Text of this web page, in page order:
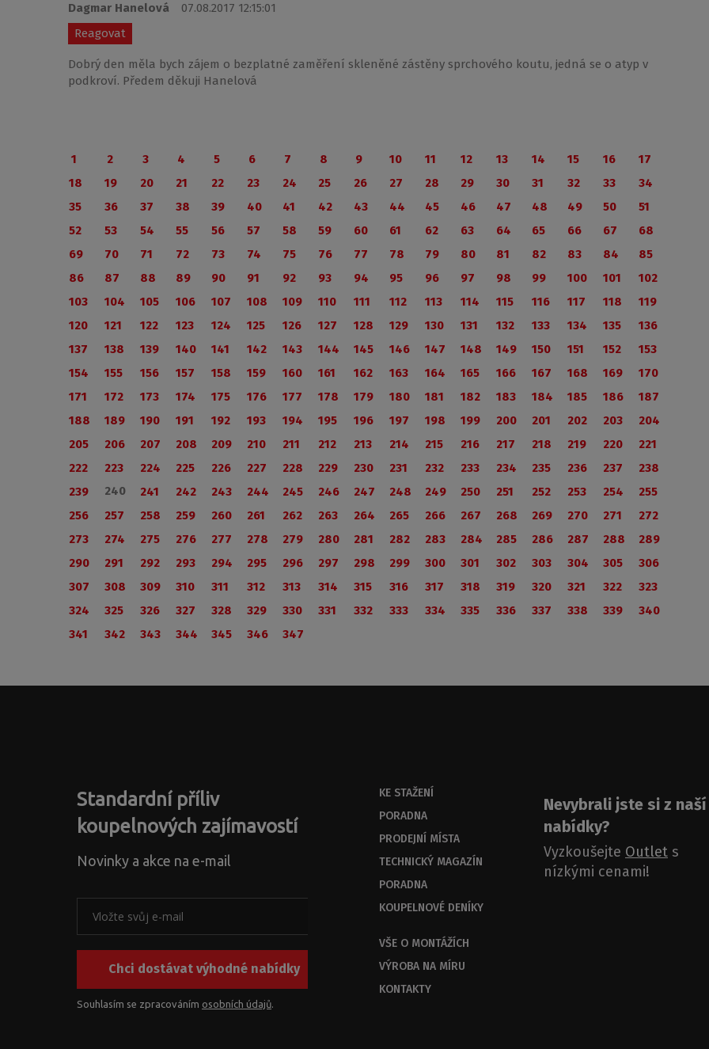
Dagmar Hanelová
07.08.2017 12:15:01
Reagovat
Dobrý den měla bych zájem o bezplatné zaměření skleněné zástěny sprchového koutu, jedná se o atyp v
podkroví. Předem děkuji Hanelová
1 2 3 4 5 6 7 8 9 10 11 12 13 14 15 16
17
18
19 20 21 22 23 24 25 26 27 28 29 30 31 32 33
34
35
36 37 38 39 40 41 42 43 44 45 46 47 48 49 50
51
52
53 54 55 56 57 58 59 60 61 62 63 64 65 66 67
68
69
70 71 72 73 74 75 76 77 78 79 80 81 82 83 84
85
86
87 88 89 90 91 92 93 94 95 96 97 98 99 100 101
102
103
104 105 106 107 108 109 110 111 112 113 114 115 116 117 118
119
120
121 122 123 124 125 126 127 128 129 130 131 132 133 134 135
136
137
138 139 140 141 142 143 144 145 146 147 148 149 150 151 152
153
154
155 156 157 158 159 160 161 162 163 164 165 166 167 168 169
170
171
172 173 174 175 176 177 178 179 180 181 182 183 184 185 186
187
188
189 190 191 192 193 194 195 196 197 198 199 200 201 202 203
204
205
206 207 208 209 210 211 212 213 214 215 216 217 218 219 220
221
222
223 224 225 226 227 228 229 230 231 232 233 234 235 236 237
238
239
240 241 242 243 244 245 246 247 248 249 250 251 252 253 254
255
256
257 258 259 260 261 262 263 264 265 266 267 268 269 270 271
272
273
274 275 276 277 278 279 280 281 282 283 284 285 286 287 288
289
290
291 292 293 294 295 296 297 298 299 300 301 302 303 304 305
306
307
308 309 310 311 312 313 314 315 316 317 318 319 320 321 322
323
324
325 326 327 328 329 330 331 332 333 334 335 336 337 338 339
340
341
342 343 344 345 346 347
Standardní příliv
koupelnových zajímavostí
Novinky a akce na e-mail
Chci dostávat výhodné nabídky
Souhlasím se zpracováním osobních údajů.
KE STAŽENÍ
PORADNA
PRODEJNÍ MÍSTA
TECHNICKÝ MAGAZÍN
PORADNA
KOUPELNOVÉ DENÍKY
VŠE O MONTÁŽÍCH
VÝROBA NA MÍRU
KONTAKTY
Nevybrali jste si z naší
nabídky?
Vyzkoušejte Outlet s
nízkými cenami!